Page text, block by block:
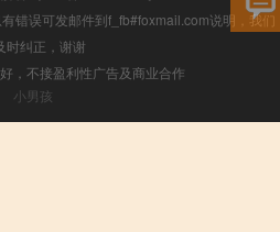
错误可发邮件到f_fb#foxmail.com说明，我们
时纠正，谢谢
，不接盈利性广告及商业合作
小男孩